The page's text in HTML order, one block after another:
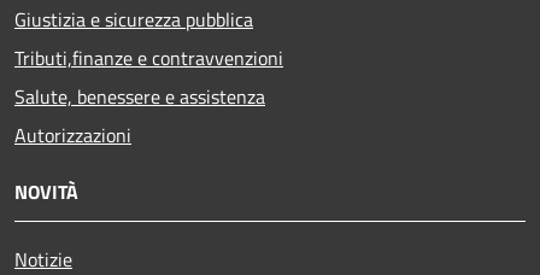
Giustizia e sicurezza pubblica
Tributi,finanze e contravvenzioni
Salute, benessere e assistenza
Autorizzazioni
NOVITÀ
Notizie